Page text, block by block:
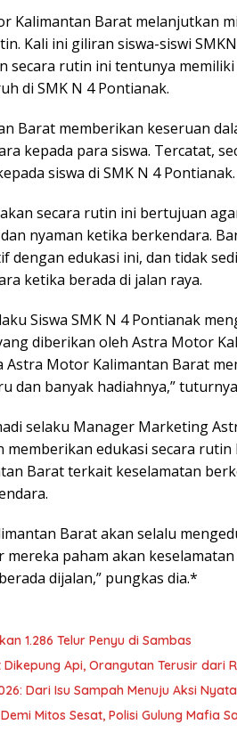
Kalimantan Barat melanjutkan
Kali ini giliran siswa-siswi
secara rutin ini tentunya
di SMK N 4 Pontianak.
Barat memberikan keseruan
kepada para siswa. Tercatat,
siswa di SMK N 4 Pontianak.
secara rutin ini bertujuan
nyaman ketika berkendara.
dengan edukasi ini, dan tidak
ketika berada di jalan raya.
Siswa SMK N 4 Pontianak
diberikan oleh Astra Motor
Astra Motor Kalimantan Barat
dan banyak hadiahnya,”
selaku Manager Marketing
edukasi secara rutin
Barat terkait keselamatan
Barat akan selalu
mereka paham akan
dijalan,” pungkas dia.*
1.286 Telur Penyu di Sambas
Api, Orangutan Terusir dari
Dari Isu Sampah Menuju Aksi Nyata
Mitos Sesat, Polisi Gulung Mafia